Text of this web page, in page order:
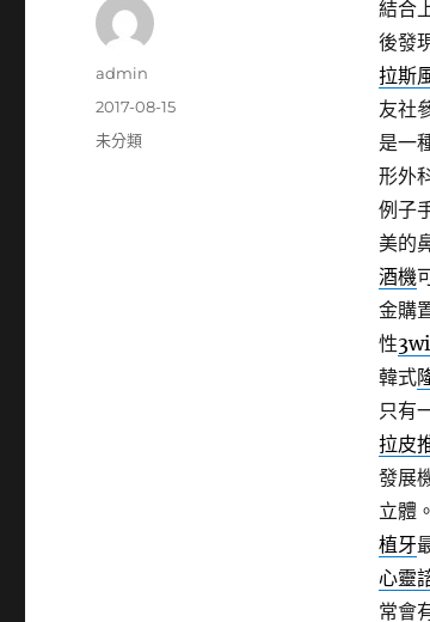
結合
後發
拉斯
友社
是一
形外
例子
美的
酒機
金購
性
韓式
只有
拉皮
發展
立體
植牙
心靈
常會
作
admin
發
佈
2017-08-15
分
未分類